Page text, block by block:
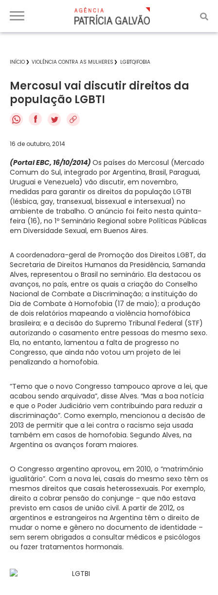
INÍCIO VIOLÊNCIA CONTRA AS MULHERES LGBTQIFOBIA
Mercosul vai discutir direitos da
população LGBTI
f
16 de outubro, 2014
(Portal EBC, 16/10/2014) Os países do Mercosul (Mercado
Comum do Sul, integrado por Argentina, Brasil, Paraguai,
Uruguai e Venezuela) vão discutir, em novembro,
medidas para garantir os direitos da população LGTBI
(lésbica, gay, transexual, bissexual e intersexual) no
ambiente de trabalho. O anúncio foi feito nesta quinta-
feira (16), no 1º Seminário Regional sobre Políticas Públicas
em Diversidade Sexual, em Buenos Aires.
A coordenadora-geral de Promoção dos Direitos LGBT, da
Secretaria de Direitos Humanos da Presidência, Samanda
Alves, representou o Brasil no seminário. Ela destacou os
avanços, no país, entre os quais a criação do Conselho
Nacional de Combate a Discriminação; a instituição do
Dia de Combate à Homofobia (17 de maio); a produção
de dois relatórios mapeando a violência homofóbica
brasileira; e a decisão do Supremo Tribunal Federal (STF)
autorizando o casamento entre pessoas do mesmo sexo.
Ela, no entanto, lamentou a falta de progresso no
Congresso, que ainda não votou um projeto de lei
penalizando a homofobia.
“Temo que o novo Congresso tampouco aprove a lei, que
acabou sendo arquivada”, disse Alves. “Mas a boa notícia
e que o Poder Judiciário vem contribuindo para reduzir a
discriminação”. Como exemplo, mencionou a decisão de
2013 de permitir que a lei contra o racismo seja usada
também em casos de homofobia. Segundo Alves, na
Argentina os avanços foram maiores.
O Congresso argentino aprovou, em 2010, o “matrimônio
igualitário”. Com a nova lei, casais do mesmo sexo têm os
mesmos direitos que casais heterossexuais. Por exemplo,
direito a cobrar pensão do conjunge – que não estava
previsto em casos de união civil. A partir de 2012, os
argentinos e estrangeiros na Argentina têm o direito de
mudar o nome e gênero no documento de identidade –
sem serem obrigados a consultar médicos e psicólogos
ou fazer tratamentos hormonais.